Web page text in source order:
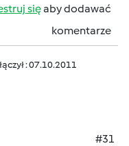
sięaby dodawać
komentarze
: 07.10.2011
#31